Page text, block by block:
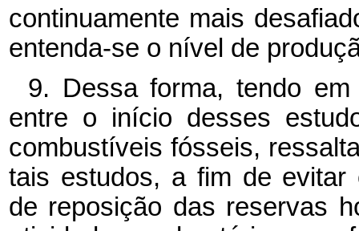
continuamente mais
entenda-se o nível de
9. Dessa forma, tendo
entre o início desses
combustíveis fósseis,
tais estudos, a fim de evitar
de reposição das reservas